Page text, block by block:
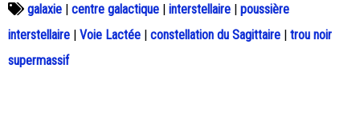
galaxie | centre galactique | interstellaire | poussière
interstellaire | Voie Lactée | constellation du Sagittaire | trou noir
supermassif